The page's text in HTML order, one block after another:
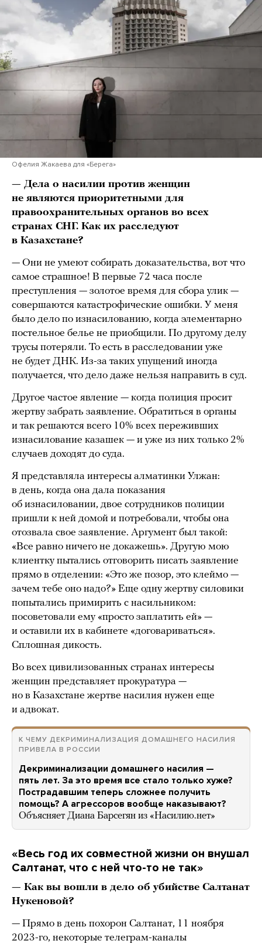
Офелия Жакаева для «Берега»
— Дела о насилии против женщин
не являются приоритетными для
правоохранительных органов во всех
странах СНГ. Как их расследуют
в Казахстане?
— Они не умеют собирать доказательства, вот что
самое страшное! В первые 72 часа после
преступления — золотое время для сбора улик —
совершаются катастрофические ошибки. У меня
было дело по изнасилованию, когда элементарно
постельное белье не приобщили. По другому делу
трусы потеряли. То есть в расследовании уже
не будет ДНК. Из-за таких упущений иногда
получается, что дело даже нельзя направить в суд.
Другое частое явление — когда полиция просит
жертву забрать заявление. Обратиться в органы
и так решаются всего 10% всех переживших
изнасилование казашек — и уже из них только 2%
случаев доходят до суда.
Я представляла интересы алматинки Улжан:
в день, когда она дала показания
об изнасиловании, двое сотрудников полиции
пришли к ней домой и потребовали, чтобы она
отозвала свое заявление. Аргумент был такой:
«Все равно ничего не докажешь». Другую мою
клиентку пытались отговорить писать заявление
прямо в отделении: «Это же позор, это клеймо —
зачем тебе оно надо?» Еще одну жертву силовики
попытались примирить с насильником:
посоветовали ему «просто заплатить ей» —
и оставили их в кабинете «договариваться».
Сплошная дикость.
Во всех цивилизованных странах интересы
женщин представляет прокуратура —
но в Казахстане жертве насилия нужен еще
и адвокат.
К ЧЕМУ ДЕКРИМИНАЛИЗАЦИЯ ДОМАШНЕГО НАСИЛИЯ
ПРИВЕЛА В РОССИИ
Декриминализации домашнего насилия —
пять лет. За это время все стало только хуже?
Пострадавшим теперь сложнее получить
помощь? А агрессоров вообще наказывают?
Объясняет Диана Барсегян из «Насилию.нет»
«Весь год их совместной жизни он внушал
Салтанат, что с ней что-то не так»
— Как вы вошли в дело об убийстве Салтанат
Нукеновой?
— Прямо в день похорон Салтанат, 11 ноября
2023-го, некоторые телеграм-каналы